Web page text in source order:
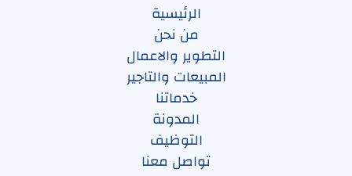
الرئيسية
من نحن
التطوير والاعمال
المبيعات والتاجير
خدماتنا
المدونة
التوظيف
تواصل معنا